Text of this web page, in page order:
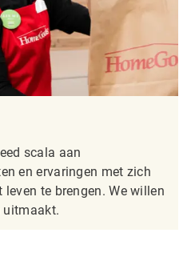
scala aan
en ervaringen met zich
te brengen. We willen
uitmaakt.